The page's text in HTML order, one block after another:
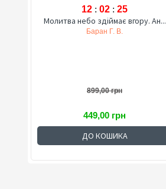
12 : 02 : 24
Молитва небо здіймає вгору. Ан...
Баран Г. В.
899,00 грн
449,00 грн
ДО КОШИКА